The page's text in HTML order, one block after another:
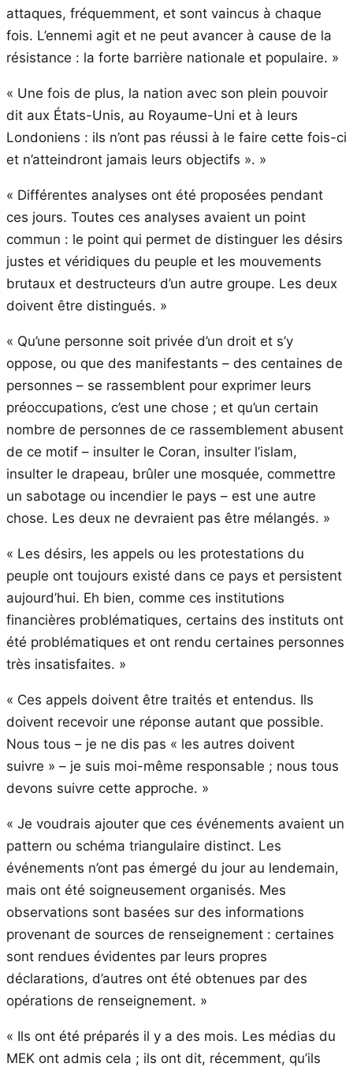
attaques, fréquemment, et sont vaincus à chaque
fois. L’ennemi agit et ne peut avancer à cause de la
résistance : la forte barrière nationale et populaire. »
« Une fois de plus, la nation avec son plein pouvoir
dit aux États-Unis, au Royaume-Uni et à leurs
Londoniens : ils n’ont pas réussi à le faire cette fois-ci
et n’atteindront jamais leurs objectifs ». »
« Différentes analyses ont été proposées pendant
ces jours. Toutes ces analyses avaient un point
commun : le point qui permet de distinguer les désirs
justes et véridiques du peuple et les mouvements
brutaux et destructeurs d’un autre groupe. Les deux
doivent être distingués. »
« Qu’une personne soit privée d’un droit et s’y
oppose, ou que des manifestants – des centaines de
personnes – se rassemblent pour exprimer leurs
préoccupations, c’est une chose ; et qu’un certain
nombre de personnes de ce rassemblement abusent
de ce motif – insulter le Coran, insulter l’islam,
insulter le drapeau, brûler une mosquée, commettre
un sabotage ou incendier le pays – est une autre
chose. Les deux ne devraient pas être mélangés. »
« Les désirs, les appels ou les protestations du
peuple ont toujours existé dans ce pays et persistent
aujourd’hui. Eh bien, comme ces institutions
financières problématiques, certains des instituts ont
été problématiques et ont rendu certaines personnes
très insatisfaites. »
« Ces appels doivent être traités et entendus. Ils
doivent recevoir une réponse autant que possible.
Nous tous – je ne dis pas « les autres doivent
suivre » – je suis moi-même responsable ; nous tous
devons suivre cette approche. »
« Je voudrais ajouter que ces événements avaient un
pattern ou schéma triangulaire distinct. Les
événements n’ont pas émergé du jour au lendemain,
mais ont été soigneusement organisés. Mes
observations sont basées sur des informations
provenant de sources de renseignement : certaines
sont rendues évidentes par leurs propres
déclarations, d’autres ont été obtenues par des
opérations de renseignement. »
« Ils ont été préparés il y a des mois. Les médias du
MEK ont admis cela ; ils ont dit, récemment, qu’ils